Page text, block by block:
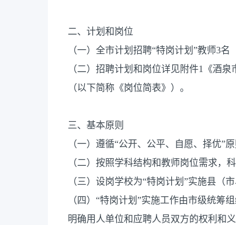
二、计划和岗位
（一）全市计划招聘“特岗计划”教师3
（二）招聘计划和岗位详见附件1《酒
（以下简称《岗位简表》）。
三、基本原则
（一）遵循“公开、公平、自愿、择优”原
（二）按照学科结构和教师岗位需求，
（三）设岗学校为“特岗计划”实施县（
（四）“特岗计划”实施工作由市级统筹
明确用人单位和应聘人员双方的权利和义